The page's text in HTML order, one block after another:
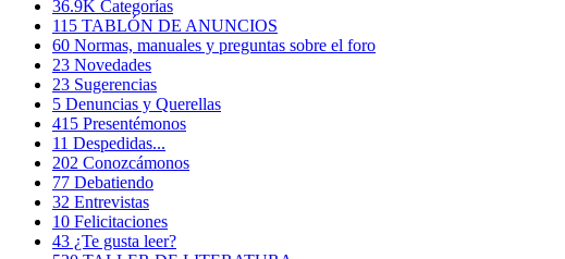
36.9K Categorías
115 TABLÓN DE ANUNCIOS
60 Normas, manuales y preguntas sobre el foro
23 Novedades
23 Sugerencias
5 Denuncias y Querellas
415 Presentémonos
11 Despedidas...
202 Conozcámonos
77 Debatiendo
32 Entrevistas
10 Felicitaciones
43 ¿Te gusta leer?